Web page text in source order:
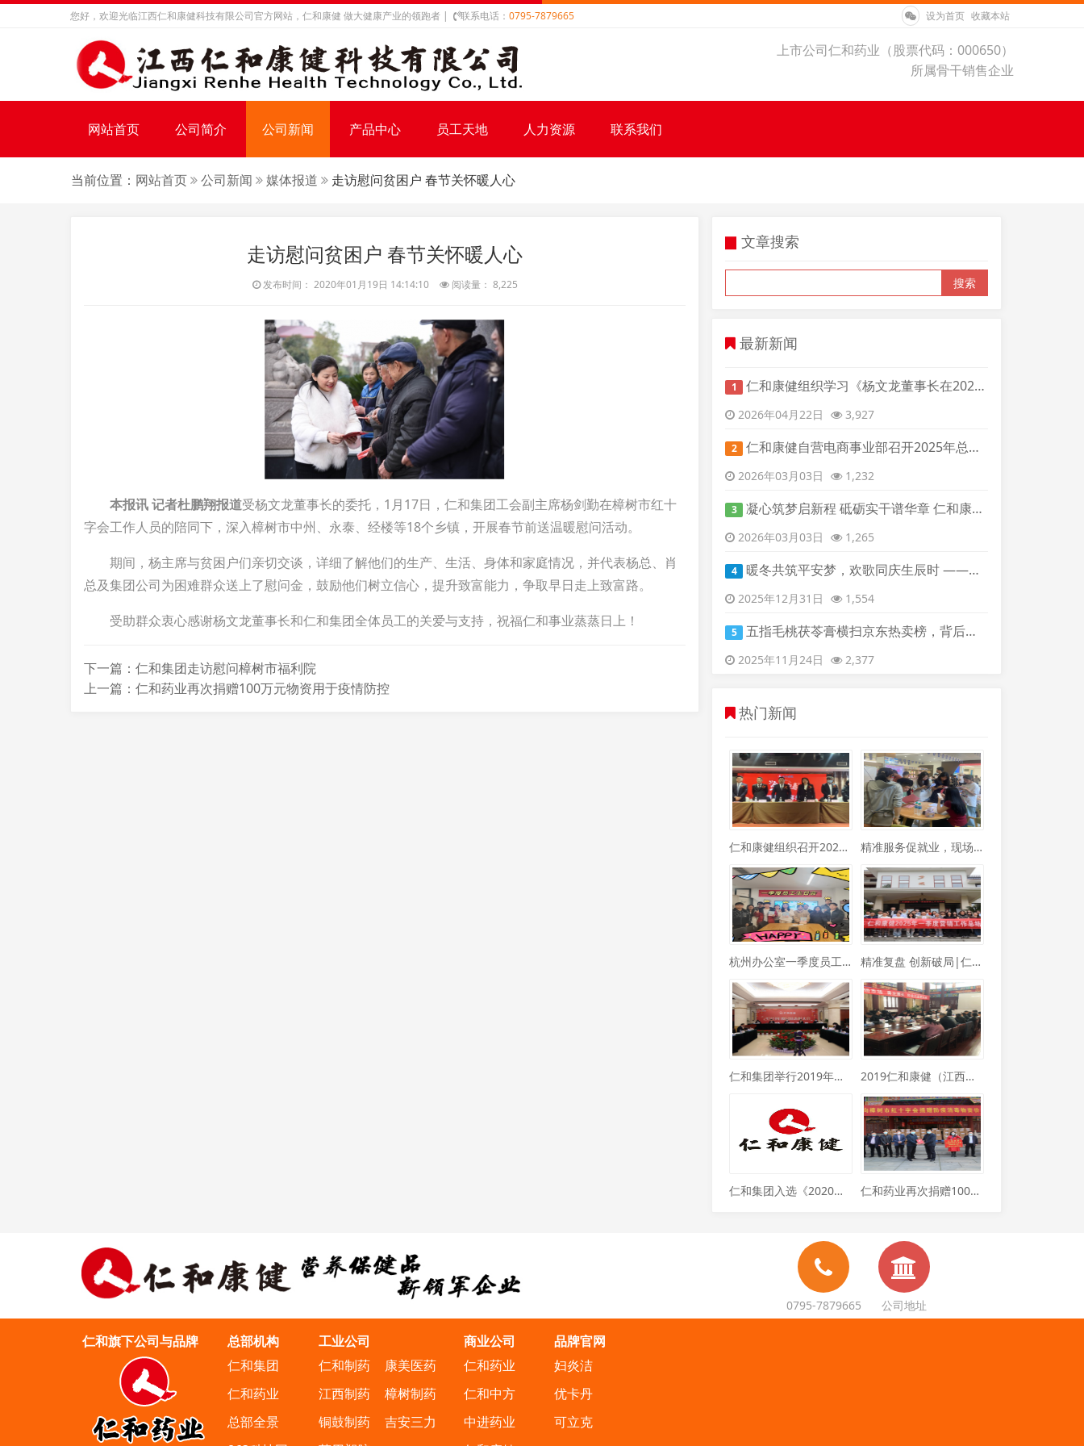
您好，欢迎光临江西仁和康健科技有限公司官方网站，仁和康健 做大健康产业的领跑者 | 联系电话： 0795-7879665 设为首页 收藏本站
上市公司仁和药业（股票代码：000650）
所属骨干销售企业
网站首页 公司简介 公司新闻 产品中心 员工天地 人力资源 联系我们
当前位置： 网站首页 公司新闻 媒体报道 走访慰问贫困户 春节关怀暖人心
走访慰问贫困户 春节关怀暖人心
发布时间： 2020年01月19日 14:14:10 阅读量： 8,225
本报讯 记者杜鹏翔报道受杨文龙董事长的委托，1月17日，仁和集团工会副主席杨剑勤在樟树市红十
字会工作人员的陪同下，深入樟树市中州、永泰、经楼等18个乡镇，开展春节前送温暖慰问活动。
期间，杨主席与贫困户们亲切交谈，详细了解他们的生产、生活、身体和家庭情况，并代表杨总、肖
总及集团公司为困难群众送上了慰问金，鼓励他们树立信心，提升致富能力，争取早日走上致富路。
受助群众衷心感谢杨文龙董事长和仁和集团全体员工的关爱与支持，祝福仁和事业蒸蒸日上！
下一篇：仁和集团走访慰问樟树市福利院
上一篇：仁和药业再次捐赠100万元物资用于疫情防控
▉ 文章搜索
搜索
最新新闻
1 仁和康健组织学习《杨文龙董事长在2025年度总结表彰大会上的讲话》
2026年04月22日 3,927
2 仁和康健自营电商事业部召开2025年总结暨2026年工作部署会议
2026年03月03日 1,232
3 凝心筑梦启新程 砥砺实干谱华章 仁和康健2025年总结表彰暨2026年工作部署大会圆满召开
2026年03月03日 1,265
4 暖冬共筑平安梦，欢歌同庆生辰时 ——杭州办四季度员工生日会与安全主题活动圆满落幕
2025年12月31日 1,554
5 五指毛桃茯苓膏横扫京东热卖榜，背后策略揭秘
2025年11月24日 2,377
热门新闻
仁和康健组织召开2024年总结表彰暨2025年 工作部署大会 精准服务促就业，现场对接暖人心 ——仁和康健积极参与樟树市就业之家招聘会
杭州办公室一季度员工生日会温暖举行 精准复盘 创新破局|仁和康健召开2025年一季度工作总结暨二季度工作部署会议
仁和集团举行2019年度总结表彰大会 2019仁和康健（江西站）连锁峰会圆满成功
仁和集团入选《2020胡润中国百强大健康民营企业》榜单 仁和药业再次捐赠100万元物资用于疫情防控
0795-7879665 公司地址
仁和旗下公司与品牌
总部机构
仁和集团
仁和药业
总部全景
工业公司
仁和制药
康美医药
江西制药
樟树制药
铜鼓制药
吉安三力
商业公司
仁和药业
仁和中方
中进药业
品牌官网
妇炎洁
优卡丹
可立克